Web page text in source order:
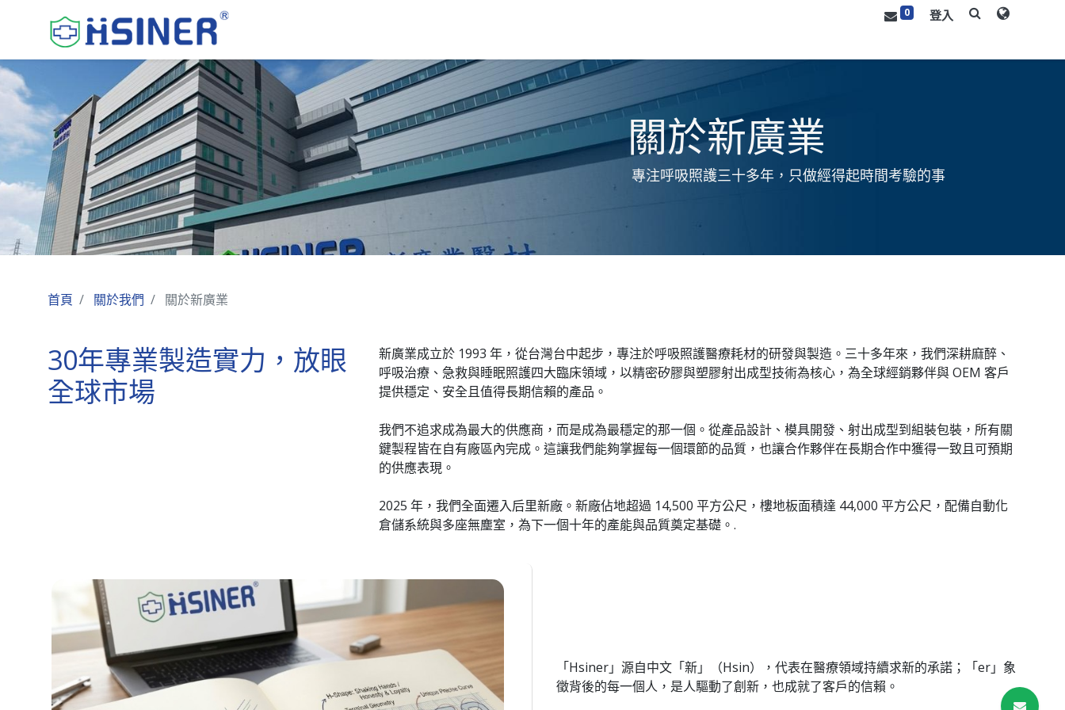
0 登入
關於新廣業
專注呼吸照護三十多年，只做經得起時間考驗的事
首頁 關於我們 關於新廣業
30年專業製造實力，放眼
全球市場
新廣業成立於 1993 年，從台灣台中起步，專注於呼吸照護醫療耗材的研發與製造。三十多年來，我們深耕麻醉、
呼吸治療、急救與睡眠照護四大臨床領域，以精密矽膠與塑膠射出成型技術為核心，為全球經銷夥伴與 OEM 客戶
提供穩定、安全且值得長期信賴的產品。
我們不追求成為最大的供應商，而是成為最穩定的那一個。從產品設計、模具開發、射出成型到組裝包裝，所有關
鍵製程皆在自有廠區內完成。這讓我們能夠掌握每一個環節的品質，也讓合作夥伴在長期合作中獲得一致且可預期
的供應表現。
2025 年，我們全面遷入后里新廠。新廠佔地超過 14,500 平方公尺，樓地板面積達 44,000 平方公尺，配備自動化
倉儲系統與多座無塵室，為下一個十年的產能與品質奠定基礎。.
「Hsiner」源自中文「新」（Hsin），代表在醫療領域持續求新的承諾；「er」象
徵背後的每一個人，是人驅動了創新，也成就了客戶的信賴。